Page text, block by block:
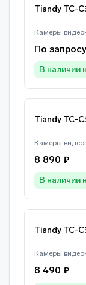
Tiandy TC-
Камеры
По запросу
В наличии
Tiandy TC-
Камеры
8 890 ₽
В наличии
Tiandy TC-
Камеры
8 490 ₽